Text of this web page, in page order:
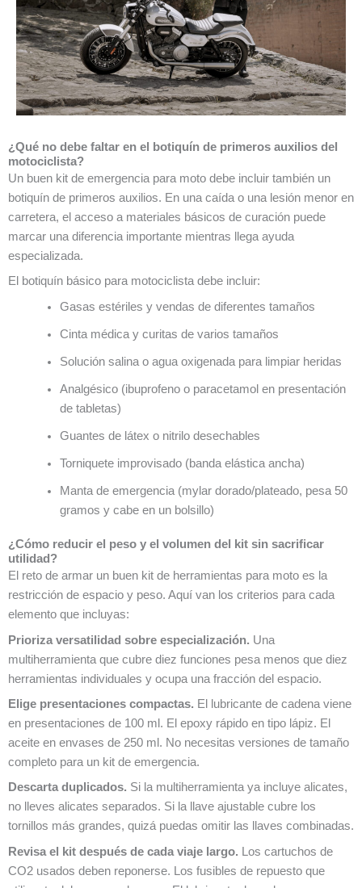
¿Qué no debe faltar en el botiquín de primeros auxilios del
motociclista?
Un buen kit de emergencia para moto debe incluir también un
botiquín de primeros auxilios. En una caída o una lesión menor en
carretera, el acceso a materiales básicos de curación puede
marcar una diferencia importante mientras llega ayuda
especializada.
El botiquín básico para motociclista debe incluir:
Gasas estériles y vendas de diferentes tamaños
Cinta médica y curitas de varios tamaños
Solución salina o agua oxigenada para limpiar heridas
Analgésico (ibuprofeno o paracetamol en presentación
de tabletas)
Guantes de látex o nitrilo desechables
Torniquete improvisado (banda elástica ancha)
Manta de emergencia (mylar dorado/plateado, pesa 50
gramos y cabe en un bolsillo)
¿Cómo reducir el peso y el volumen del kit sin sacrificar
utilidad?
El reto de armar un buen kit de herramientas para moto es la
restricción de espacio y peso. Aquí van los criterios para cada
elemento que incluyas:
Prioriza versatilidad sobre especialización. Una
multiherramienta que cubre diez funciones pesa menos que diez
herramientas individuales y ocupa una fracción del espacio.
Elige presentaciones compactas. El lubricante de cadena viene
en presentaciones de 100 ml. El epoxy rápido en tipo lápiz. El
aceite en envases de 250 ml. No necesitas versiones de tamaño
completo para un kit de emergencia.
Descarta duplicados. Si la multiherramienta ya incluye alicates,
no lleves alicates separados. Si la llave ajustable cubre los
tornillos más grandes, quizá puedas omitir las llaves combinadas.
Revisa el kit después de cada viaje largo. Los cartuchos de
CO2 usados deben reponerse. Los fusibles de repuesto que